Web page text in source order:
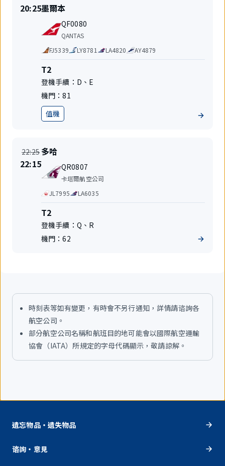
準
時
20:25目
的
墨爾本
航
班
號
QF0080
航
空
公
司
QANTAS
代
碼
共
享
航
班
FJ5339 LY8781 LA4820 AY4879
航
站
樓
T2
登機手續： D 、 E
機門：81
地值機
準
時
起
22:25
時
間
22:15
目
的
地
多哈
航
班
號
QR0807
航
公
司
卡塔爾航空公司
代
碼
共
享
航
班
JL7995 LA6035
航
站
樓
T2
登機手續： Q 、 R
機門：62
時刻表等如有變更，有時會不另行通知，詳情請谘詢各
航空公司。
部分航空公司名稱和航班目的地可能會以國際航空運輸
協會（IATA）所規定的字母代碼顯示，敬請諒解。
遺忘物品・遺失物品
谘詢・意見